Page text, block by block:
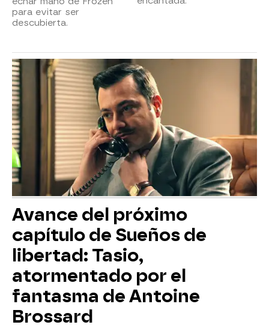
para evitar ser
descubierta.
Avance del próximo
capítulo de Sueños de
libertad: Tasio,
atormentado por el
fantasma de Antoine
Brossard